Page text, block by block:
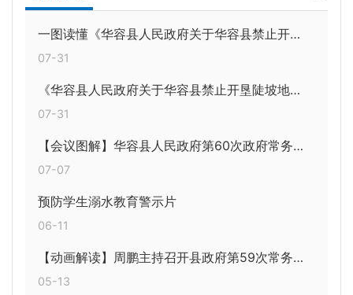
一图读懂《华容县人民政府关于华容县禁止开垦陡坡地范围的公告》
07-31
《华容县人民政府关于华容县禁止开垦陡坡地范围的公告》的起草说明
07-31
【会议图解】华容县人民政府第60次政府常务会议图解
07-07
预防学生溺水教育警示片
06-11
【动画解读】周鹏主持召开县政府第59次常务会议
05-13